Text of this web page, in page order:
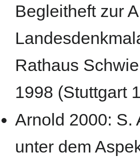
Begleitheft zur
Rathaus
1998 (Stuttgart
Arnold 2000: S.
unter dem